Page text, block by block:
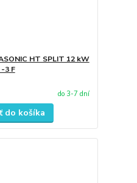
HT SPLIT 12 kW
3 F
do 3-7 dní
do košíka